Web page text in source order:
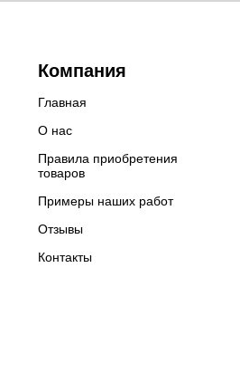
Компания
Главная
О нас
Правила приобретения
товаров
Примеры наших работ
Отзывы
Контакты